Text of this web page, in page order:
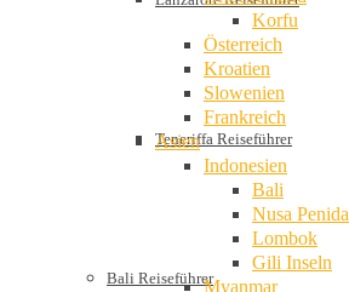
Teneriffa Reiseführer
Bali Reiseführer
Korfu
Österreich
Kroatien
Slowenien
Frankreich
Asien
Indonesien
Bali
Nusa Penida
Lombok
Gili Inseln
Myanmar